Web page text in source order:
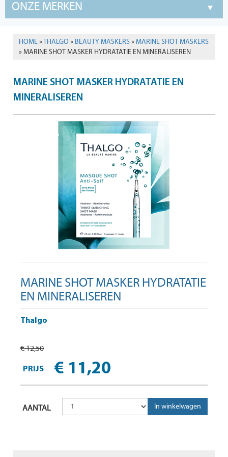
ONZE MERKEN
HOME»THALGO » BEAUTY MASKERS»MARINE SHOT MASKERS
» MARINE SHOT MASKER HYDRATATIE EN MINERALISEREN
MARINE SHOT MASKER HYDRATATIE EN
MINERALISEREN
MARINE SHOT MASKER HYDRATATIE
EN MINERALISEREN
Thalgo
€ 12,50
PRIJS € 11,20
AANTAL